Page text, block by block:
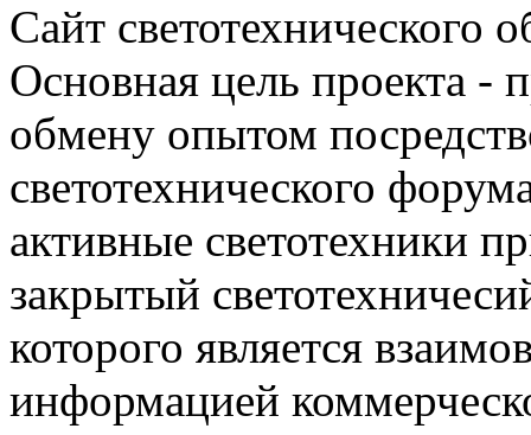
Сайт светотехнического
Основная цель проекта -
обмену опытом
светотехнического
активные светотехники
закрытый
которого является
информацией